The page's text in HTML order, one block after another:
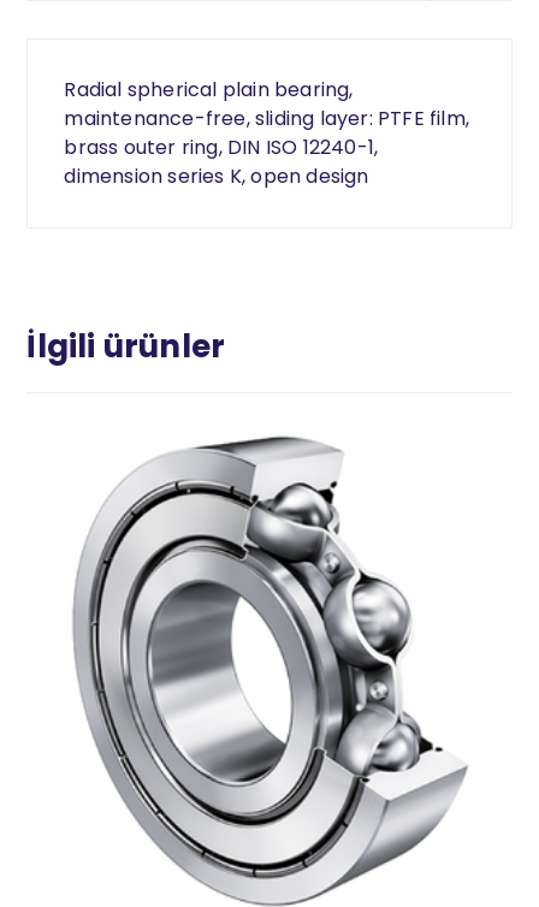
Radial spherical plain bearing,
maintenance-free, sliding layer: PTFE film,
brass outer ring, DIN ISO 12240-1,
dimension series K, open design
İlgili ürünler